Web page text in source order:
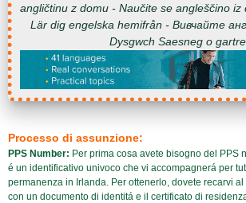
angličtinu z domu - Naučite se angleščino iz
Lär dig engelska hemifrån - Вивчайте
Dysgwch Saesneg o
Processo di assunzione:
PPS Number: Per prima cosa avete bisogno del PPS
é un identificativo univoco che vi accompagnerá per
permanenza in Irlanda. Per ottenerlo, dovete recarvi al
con un documento di identitá e il certificato di